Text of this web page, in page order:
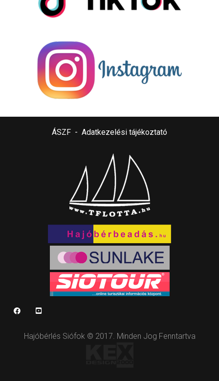
ÁSZF - Adatkezelési tájékoztató
Hajóbérlés Siófok © 2017. Minden Jog Fenntartva